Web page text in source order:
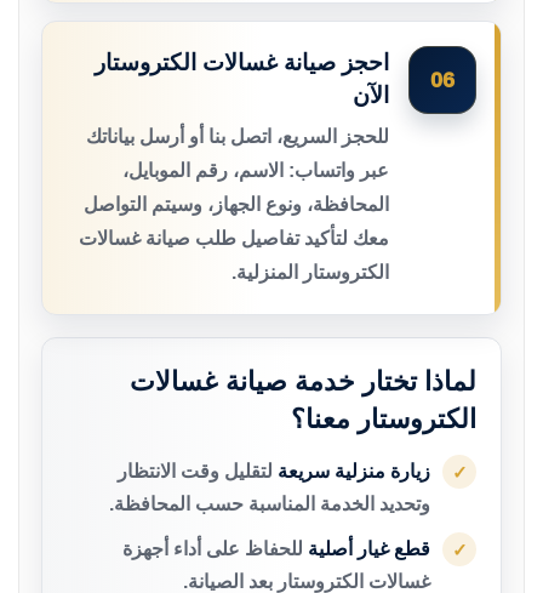
06
احجز صيانة غسالات الكتروستار
الآن
للحجز السريع، اتصل بنا أو أرسل بياناتك
عبر واتساب: الاسم، رقم الموبايل،
المحافظة، ونوع الجهاز، وسيتم التواصل
معك لتأكيد تفاصيل طلب صيانة غسالات
الكتروستار المنزلية.
لماذا تختار خدمة صيانة غسالات
الكتروستار معنا؟
✓ زيارة منزلية سريعة لتقليل وقت الانتظار
وتحديد الخدمة المناسبة حسب المحافظة.
✓ قطع غيار أصلية للحفاظ على أداء أجهزة
غسالات الكتروستار بعد الصيانة.